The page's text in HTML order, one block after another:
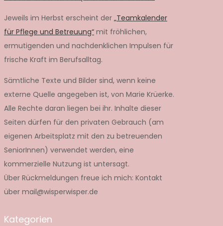
Jeweils im Herbst erscheint der „Teamkalender
für Pflege und Betreuung“ mit fröhlichen,
ermutigenden und nachdenklichen Impulsen für
frische Kraft im Berufsalltag.
Sämtliche Texte und Bilder sind, wenn keine
externe Quelle angegeben ist, von Marie Krüerke.
Alle Rechte daran liegen bei ihr. Inhalte dieser
Seiten dürfen für den privaten Gebrauch (am
eigenen Arbeitsplatz mit den zu betreuenden
SeniorInnen) verwendet werden, eine
kommerzielle Nutzung ist untersagt.
Über Rückmeldungen freue ich mich: Kontakt
über mail@wisperwisper.de
Kategorien